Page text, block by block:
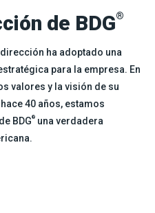
de BDG®
ha adoptado una
para la empresa. En
valores y la visión de su
40 años, estamos
BDG®una verdadera